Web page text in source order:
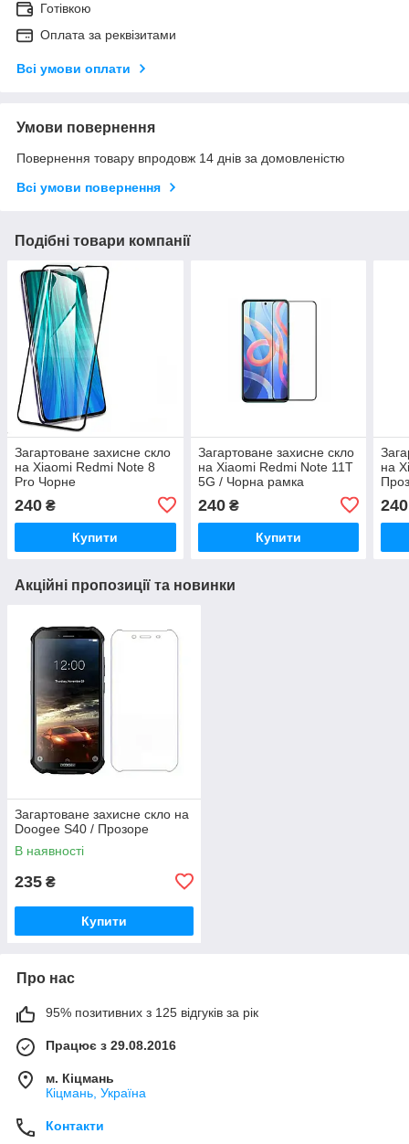
Готівкою
Оплата за реквізитами
Всі умови оплати
Умови повернення
Повернення товару впродовж 14 днів за домовленістю
Всі умови повернення
Подібні товари компанії
Загартоване захисне скло
на Xiaomi Redmi Note 8
Pro Чорне
240 ₴
Купити
Загартоване захисне скло
на Xiaomi Redmi Note 11T
5G / Чорна рамка
240₴
Купити
на
240
Акційні пропозиції та новинки
Загартоване захисне скло на
Doogee S40 / Прозоре
В наявності
235 ₴
Купити
Про нас
95% позитивних з 125 відгуків за рік
Працює з 29.08.2016
м. Кіцмань
Кіцмань, Україна
Контакти